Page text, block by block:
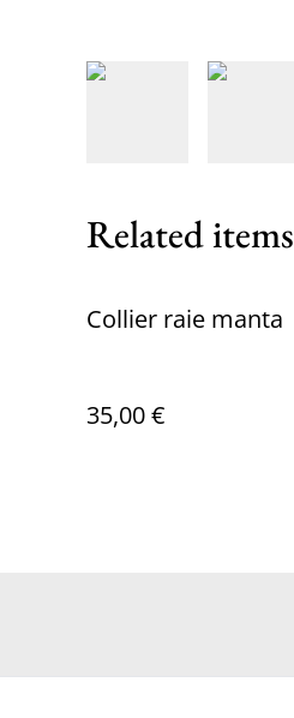
Related items
Collier raie manta
35,00 €